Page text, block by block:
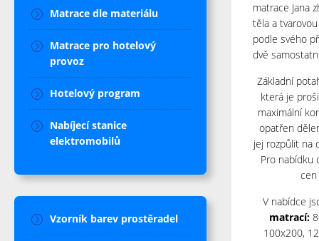
matrace Jana
těla a
podle svého
dvě
Základní
která je
maximální
opatřen
jej rozpůlit na
Pro nabídku
V nabídce
matrací:
100x200,
Matrace dle materiálu
Matrace pro hotelový
provoz
Hotelový program
Nabíjecí stanice
elektromobilů
Vzorník barev prostěradel